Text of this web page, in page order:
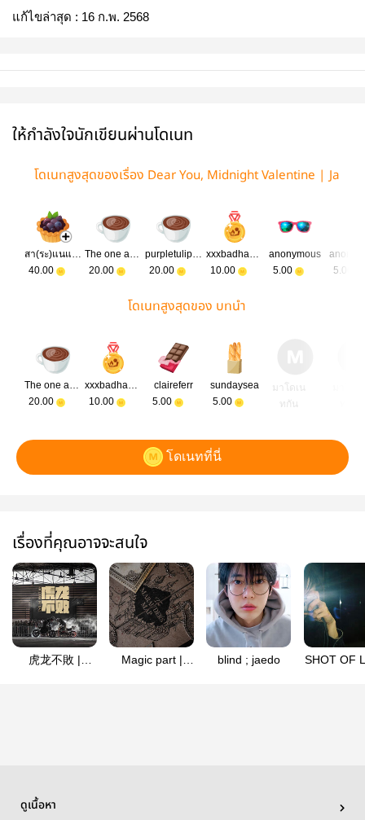
แก้ไขล่าสุด : 16 ก.พ. 2568
ให้กำลังใจนักเขียนผ่านโดเนท
โดเนทสูงสุดของเรื่อง Dear You, Midnight Valentine | Ja
สา(ระ)แนแนแน
40.00
The one and only
20.00
purpletulippy
20.00
xxxbadhabits
10.00
anonymous
5.00
5.00
โดเนทสูงสุดของ บทนำ
The one and only
20.00
xxxbadhabits
10.00
claireferr
5.00
sundaysea
5.00
มาโดเน
ทกัน
โดเนทที่นี่
เรื่องที่คุณอาจจะสนใจ
虎龙不敗 |
Magic part |
blind ; jaedo
SHOT OF
ดูเนื้อหา